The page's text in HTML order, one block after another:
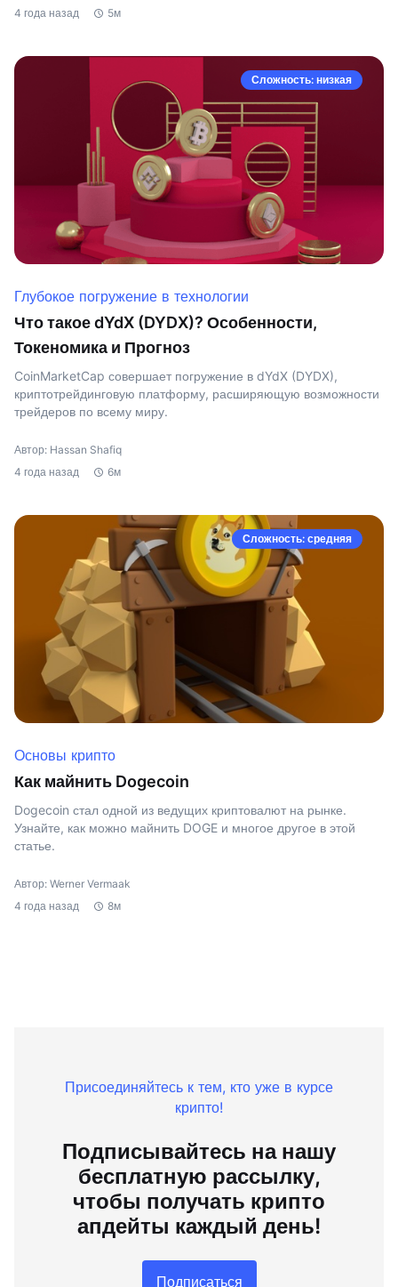
4 года назад
5м
Сложность: низкая
Глубокое погружение в технологии
Что такое dYdX (DYDX)? Особенности,
Токеномика и Прогноз
CoinMarketCap совершает погружение в dYdX (DYDX),
криптотрейдинговую платформу, расширяющую возможности
трейдеров по всему миру.
Автор: Hassan Shafiq
4 года назад
6м
Сложность: средняя
Основы крипто
Как майнить Dogecoin
Dogecoin стал одной из ведущих криптовалют на рынке.
Узнайте, как можно майнить DOGE и многое другое в этой
статье.
Автор: Werner Vermaak
4 года назад
8м
Присоединяйтесь к тем, кто уже в курсе
крипто!
Подписывайтесь на нашу
бесплатную рассылку,
чтобы получать крипто
апдейты каждый день!
Подписаться